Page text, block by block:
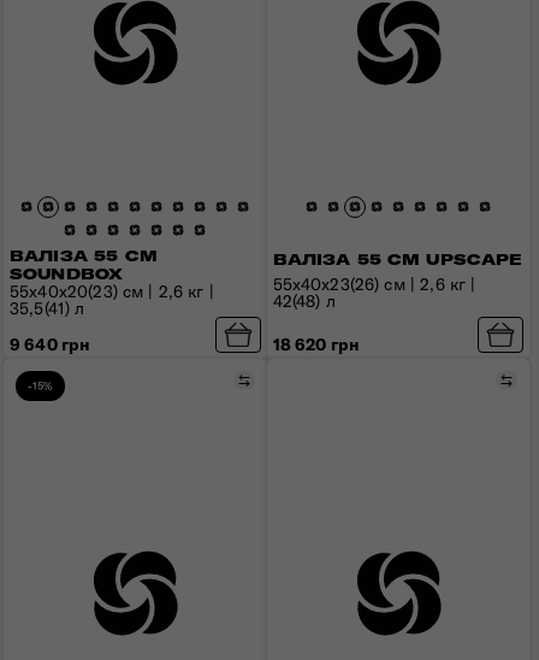
ВАЛІЗА 55 СМ
SOUNDBOX
55x40x20(23) см | 2,6 кг |
35,5(41) л
9 640 грн
ВАЛІЗА 55 СМ UPSCAPE
55x40x23(26) см | 2,6 кг |
42(48) л
18 620 грн
-15% Порівняти